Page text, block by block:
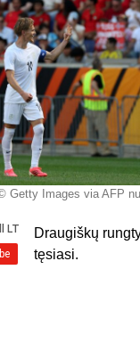
Getty Images via AFP
Draugiškų
tęsiasi.